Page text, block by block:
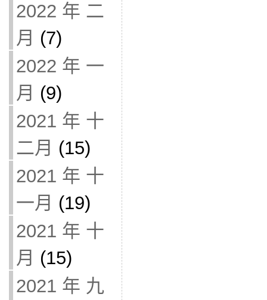
2022 年 二
月 (7)
2022 年 一
月 (9)
2021 年 十
二月 (15)
2021 年 十
一月 (19)
2021 年 十
月 (15)
2021 年 九